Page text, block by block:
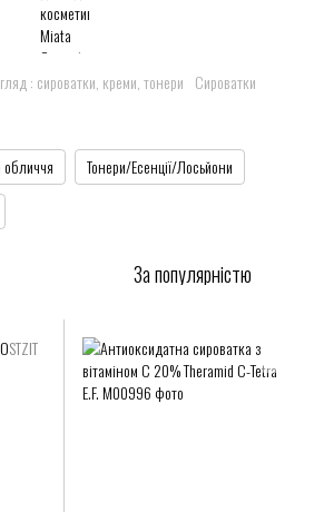
: сироватки, креми, тонери Сироватки
Тонери/Есенції/Лосьйони
За популярністю